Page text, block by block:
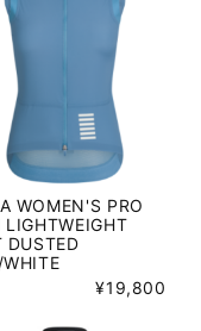
WOMEN'S PRO
LIGHTWEIGHT
DUSTED
¥19,800